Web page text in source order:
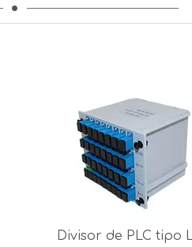
Divisor de PLC tipo